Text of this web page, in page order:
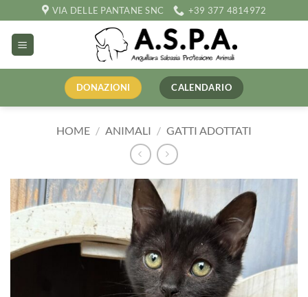
ai
contenuti
VIA DELLE PANTANE SNC +39 377 4814972
DONAZIONI CALENDARIO
HOME / ANIMALI / GATTI ADOTTATI